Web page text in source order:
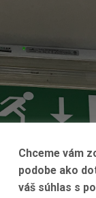
Chceme vám
podobe ako
váš súhlas s